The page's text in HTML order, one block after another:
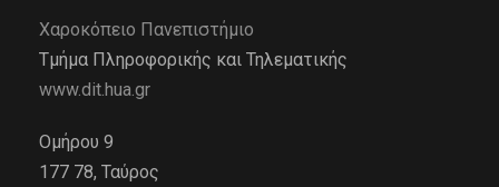
Χαροκόπειο Πανεπιστήμιο
Τμήμα Πληροφορικής και Τηλεματικής
www.dit.hua.gr
Ομήρου 9
177 78, Ταύρος